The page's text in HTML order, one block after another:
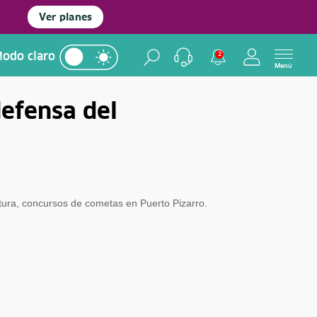
Ver planes
claro 2
Menú
del
concursos de cometas en Puerto Pizarro.